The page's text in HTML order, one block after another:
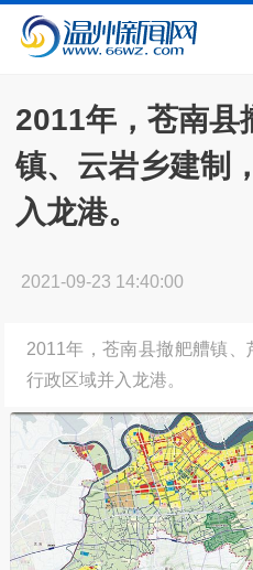
2011年，苍南县
镇、云岩乡建制
入龙港。
2021-09-23 14:40:00
2011年，苍南县撤舥艚镇
行政区域并入龙港。